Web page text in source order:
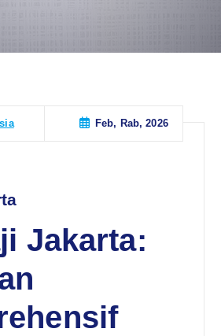
Feb, Rab, 2026
Jakarta: